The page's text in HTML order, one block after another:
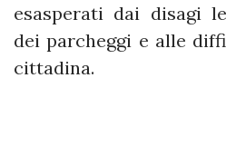
esasperati dai disagi
dei parcheggi e alle
cittadina.